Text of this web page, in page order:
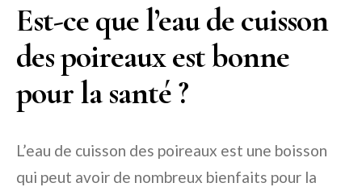
Est-ce que l’eau de cuisson
des poireaux est bonne
pour la santé ?
L’eau de cuisson des poireaux est une boisson
qui peut avoir de nombreux bienfaits pour la